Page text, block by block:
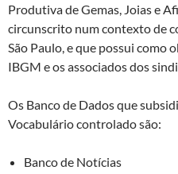
Produtiva de Gemas, Joias e
circunscrito num contexto de
São Paulo, e que possui como
IBGM e os associados dos
Os Banco de Dados que
Vocabulário controlado são:
Banco de Notícias